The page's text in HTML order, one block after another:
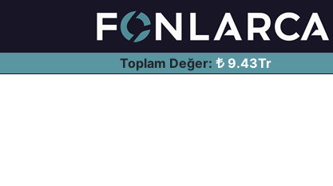
Toplam Değer: 9.43Tr